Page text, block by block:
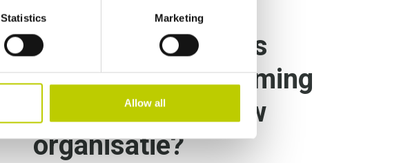
Statistics Marketing
Allow all
Is een Functionaris
Gegevensbescherming
verplicht voor jouw
organisatie?